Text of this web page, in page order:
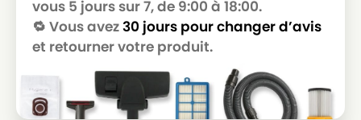
vous 5 jours sur 7, de 9:00 à 18:00.
🔁 Vous avez30 jours pour changer d’avis
et retourner votre produit.